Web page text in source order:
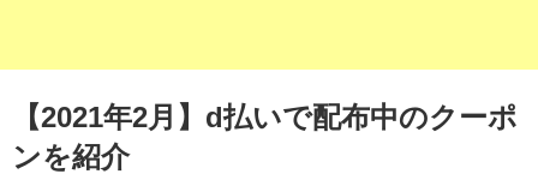
【2021年2月】d払いで配布中のクーポ
ンを紹介